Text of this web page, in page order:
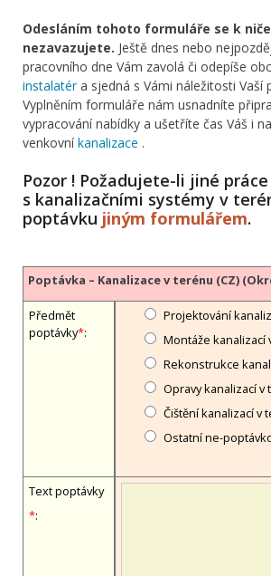
Odesláním tohoto formuláře se k
nezavazujete. Ještě dnes nebo
pracovního dne Vám zavolá či odepíše
instalatéra sjedná s Vámi náležitosti Vaší
Vyplněním formuláře nám usnadníte
vypracování nabídky a ušetříte čas Váš i
venkovníkanalizace .
Pozor ! Požadujete-li jiné
s kanalizačními systémy v
poptávku jiným formulářem.
Poptávka – Kanalizace v terénu (CZ)
Předmět
poptávky*:
Projektování
Montáže kanalizací
Rekonstrukce
Opravy kanalizací v
Čištění kanalizací v
Ostatní ne-
Text poptávky
*: